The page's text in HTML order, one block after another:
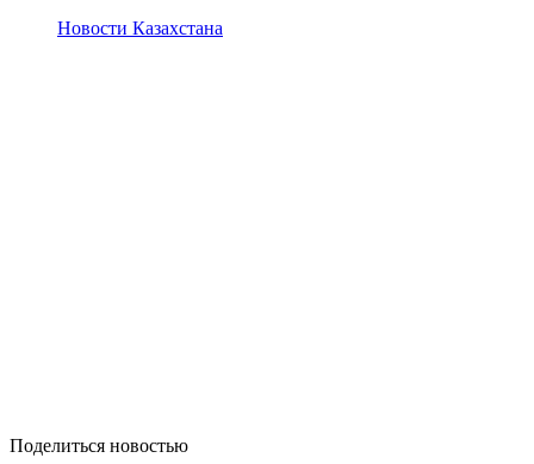
Новости Казахстана
Поделиться новостью